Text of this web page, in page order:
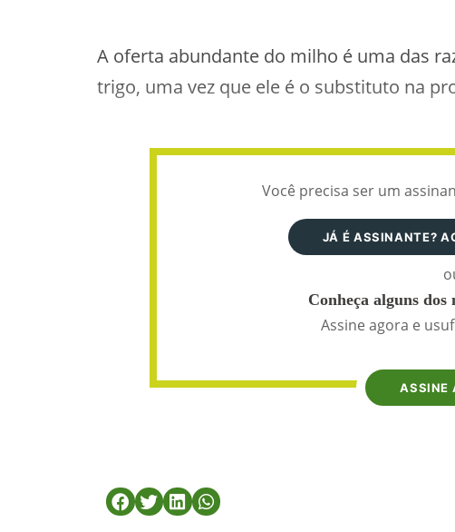
A oferta abundante do milho é uma das
trigo, uma vez que ele é o substituto na
Você precisa ser um
JÁ É ASSINANTE?
Conheça alguns dos
Assine agora e
ASSINE